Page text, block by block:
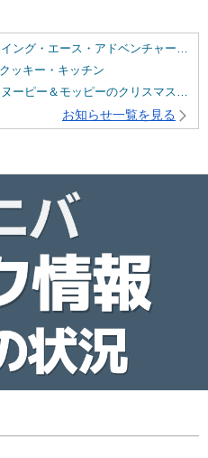
[よやくのり] スヌーピーのフライング・エース・アドベンチャーを追加しました。
ッキー・キッチン
[blog] 2024年ハローキティ＆スヌーピー＆モッピーのクリスマスグッズ♡
お知らせ一覧を見る